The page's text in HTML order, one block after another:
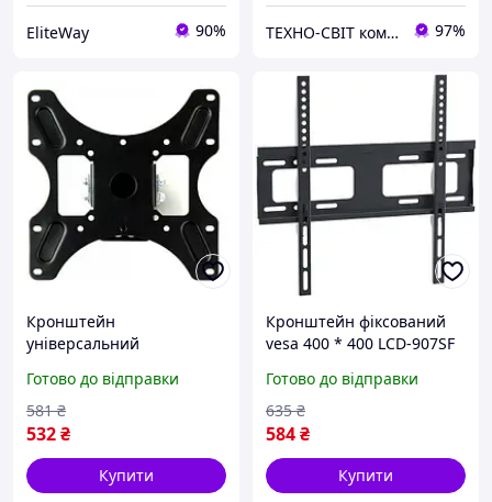
EliteWay 90% ТЕХНО-СВІТ компьютерна техніка, мобільні аксесуари, електронна техніка та багато іншого. 97%
Кронштейн
універсальний
Готово до відправки
532₴
581 ₴
Купити
Кронштейн фіксований
vesa 400 * 400 LCD-907SF
Готово до відправки
584₴
635 ₴
Купити